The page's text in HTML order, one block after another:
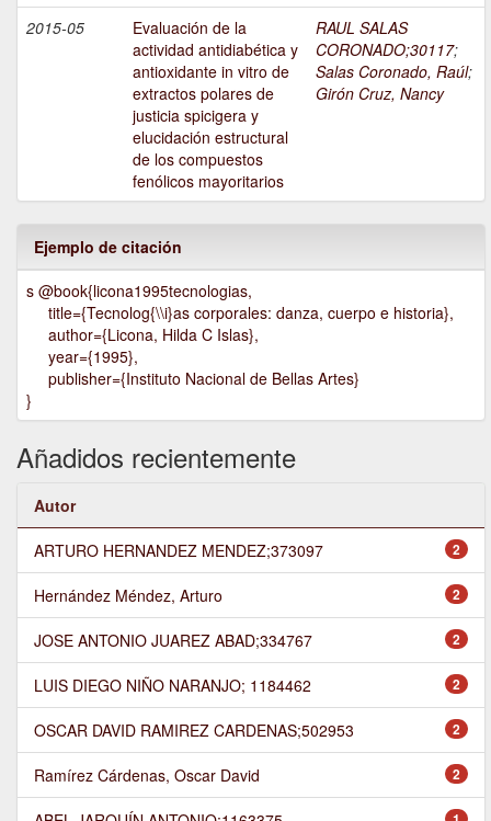
2015-05
Evaluación de la
actividad antidiabética y
antioxidante in vitro de
extractos polares de
justicia spicigera y
elucidación estructural
de los compuestos
fenólicos mayoritarios
RAUL SALAS
CORONADO;30117;
Salas Coronado, Raúl;
Girón Cruz, Nancy
Ejemplo de citación
s @book{licona1995tecnologias,
title={Tecnolog{\\i}as corporales: danza, cuerpo e historia},
author={Licona, Hilda C Islas},
year={1995},
publisher={Instituto Nacional de Bellas Artes}
}
Añadidos recientemente
Autor
2
ARTURO HERNANDEZ MENDEZ;373097
2
Hernández Méndez, Arturo
2
JOSE ANTONIO JUAREZ ABAD;334767
2
LUIS DIEGO NIÑO NARANJO; 1184462
2
OSCAR DAVID RAMIREZ CARDENAS;502953
2
Ramírez Cárdenas, Oscar David